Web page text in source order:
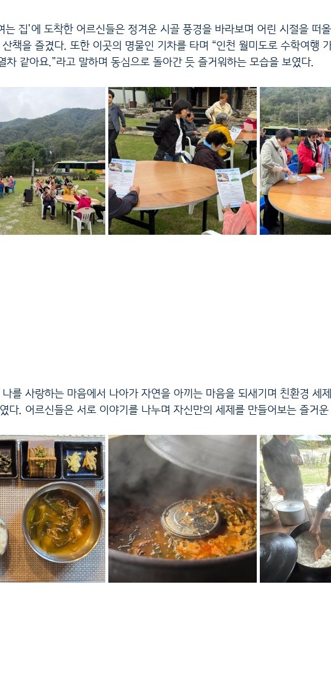
책을 즐겼다. 또한 이곳의 명물인 기차를 타며 “인천 월미도로 수학여행
차 같아요.”라고 말하며 동심으로 돌아간 듯 즐거워하는 모습을 보였다.
다. 어르신들은 서로 이야기를 나누며 자신만의 세제를 만들어보는 즐거